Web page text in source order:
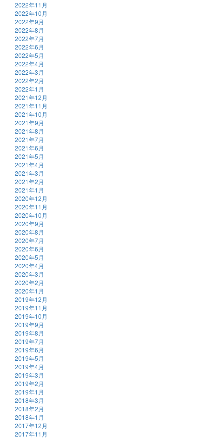
2022年11月
2022年10月
2022年9月
2022年8月
2022年7月
2022年6月
2022年5月
2022年4月
2022年3月
2022年2月
2022年1月
2021年12月
2021年11月
2021年10月
2021年9月
2021年8月
2021年7月
2021年6月
2021年5月
2021年4月
2021年3月
2021年2月
2021年1月
2020年12月
2020年11月
2020年10月
2020年9月
2020年8月
2020年7月
2020年6月
2020年5月
2020年4月
2020年3月
2020年2月
2020年1月
2019年12月
2019年11月
2019年10月
2019年9月
2019年8月
2019年7月
2019年6月
2019年5月
2019年4月
2019年3月
2019年2月
2019年1月
2018年3月
2018年2月
2018年1月
2017年12月
2017年11月